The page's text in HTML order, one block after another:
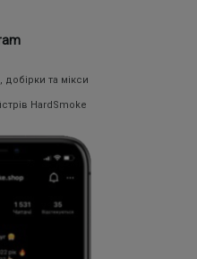
добірки та мікси
HardSmoke